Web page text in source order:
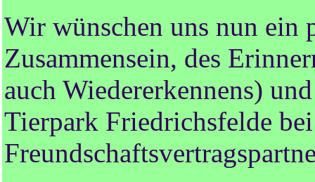
Wir wünschen uns nun ein
Zusammensein, des
auch Wiedererkennens)
Tierpark Friedrichsfelde